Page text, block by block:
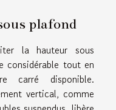
plafond
la hauteur sous
considérable tout en
carré disponible.
vertical, comme